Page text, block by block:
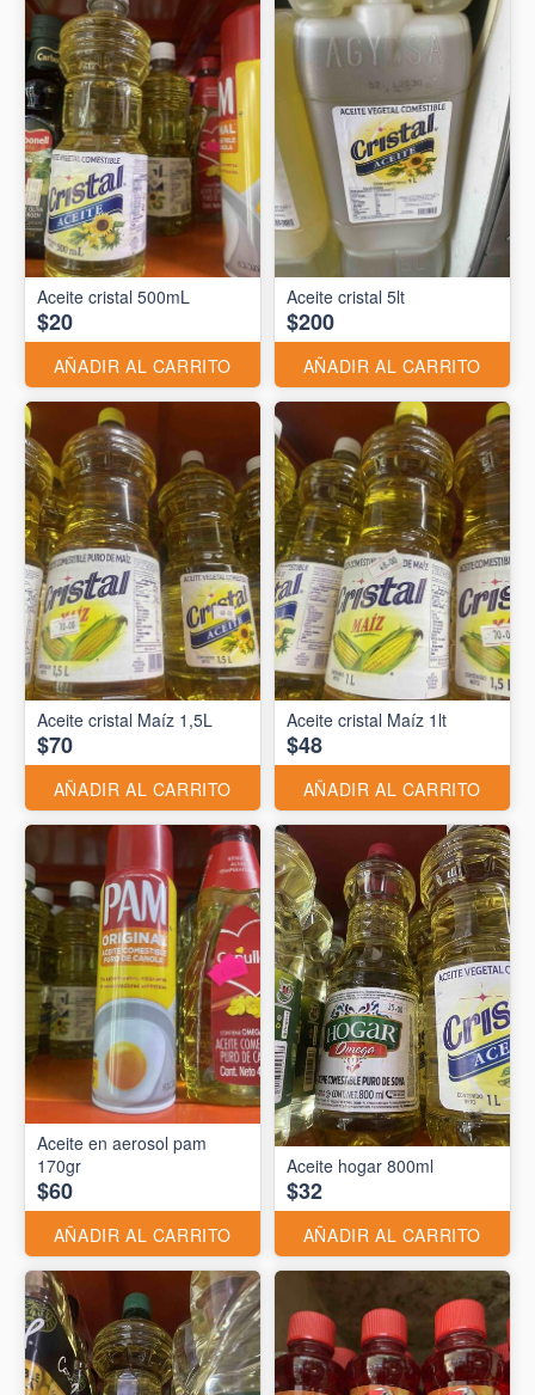
Aceite cristal 500mL
$20
AÑADIR AL CARRITO
Aceite cristal 5lt
$200
AÑADIR AL CARRITO
Aceite cristal Maíz 1,5L
$70
AÑADIR AL CARRITO
Aceite cristal Maíz 1lt
$48
AÑADIR AL CARRITO
Aceite en aerosol pam
170gr
$60
AÑADIR AL CARRITO
Aceite hogar 800ml
$32
AÑADIR AL CARRITO